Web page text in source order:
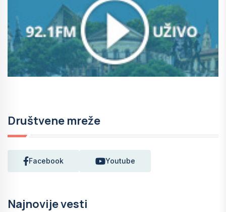
Društvene mreže
Facebook Youtube
Najnovije vesti